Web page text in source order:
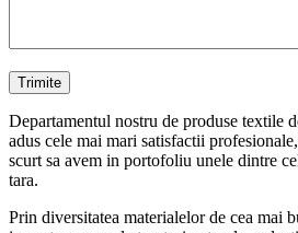
Departamentul nostru de produse textile
adus cele mai mari satisfactii
scurt sa avem in portofoliu unele dintre
tara.
Prin diversitatea materialelor de cea mai